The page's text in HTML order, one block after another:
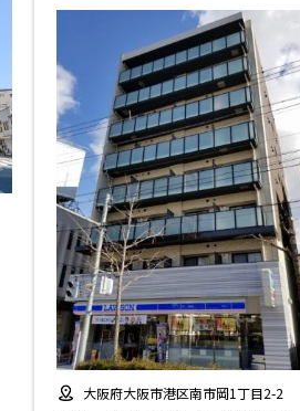
大阪府大阪市港区南市岡1丁目2-2